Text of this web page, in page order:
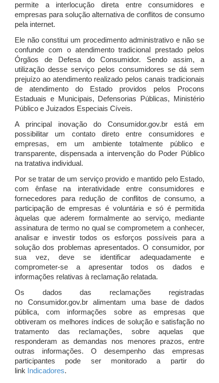
permite a interlocução direta entre consumidores e
empresas para solução alternativa de conflitos de consumo
pela internet.
Ele não constitui um procedimento administrativo e não se
confunde com o atendimento tradicional prestado pelos
Órgãos de Defesa do Consumidor. Sendo assim, a
utilização desse serviço pelos consumidores se dá sem
prejuízo ao atendimento realizado pelos canais tradicionais
de atendimento do Estado providos pelos Procons
Estaduais e Municipais, Defensorias Públicas, Ministério
Público e Juizados Especiais Cíveis.
A principal inovação do Consumidor.gov.br está em
possibilitar um contato direto entre consumidores e
empresas, em um ambiente totalmente público e
transparente, dispensada a intervenção do Poder Público
na tratativa individual.
Por se tratar de um serviço provido e mantido pelo Estado,
com ênfase na interatividade entre consumidores e
fornecedores para redução de conflitos de consumo, a
participação de empresas é voluntária e só é permitida
àquelas que aderem formalmente ao serviço, mediante
assinatura de termo no qual se comprometem a conhecer,
analisar e investir todos os esforços possíveis para a
solução dos problemas apresentados. O consumidor, por
sua vez, deve se identificar adequadamente e
comprometer-se a apresentar todos os dados e
informações relativas à reclamação relatada.
Os dados das reclamações registradas
no Consumidor.gov.br alimentam uma base de dados
pública, com informações sobre as empresas que
obtiveram os melhores índices de solução e satisfação no
tratamento das reclamações, sobre aquelas que
responderam as demandas nos menores prazos, entre
outras informações. O desempenho das empresas
participantes pode ser monitorado a partir do
link Indicadores.